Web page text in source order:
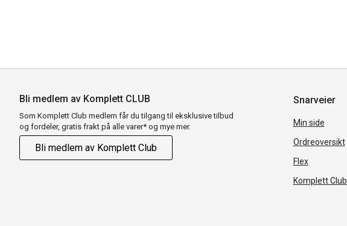
Bli medlem av Komplett CLUB
Som Komplett Club medlem får du tilgang til eksklusive tilbud
og fordeler, gratis frakt på alle varer* og mye mer.
Bli medlem av Komplett Club
Snarveier
Min side
Ordreoversikt
Flex
Komplett Club